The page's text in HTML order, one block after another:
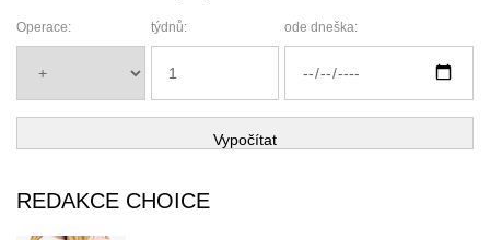
Operace: týdnů: ode dneška:
Vypočítat
REDAKCE CHOICE